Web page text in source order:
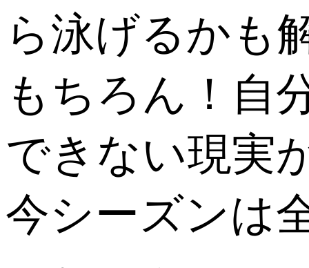
ら泳げるかも
もちろん！自
できない現実
今シーズンは